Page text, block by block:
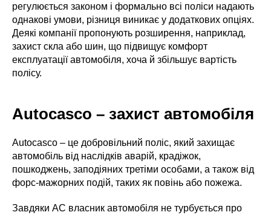
регулюється законом і формально всі поліси надають
однакові умови, різниця виникає у додаткових опціях.
Деякі компанії пропонують розширення, наприклад,
захист скла або шин, що підвищує комфорт
експлуатації автомобіля, хоча й збільшує вартість
полісу.
Autocasco – захист автомобіля
Autocasco – це добровільний поліс, який захищає
автомобіль від наслідків аварій, крадіжок,
пошкоджень, заподіяних третіми особами, а також від
форс-мажорних подій, таких як повінь або пожежа.
Завдяки AC власник автомобіля не турбується про